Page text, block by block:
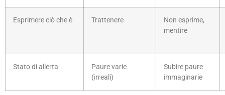
Esprimere ciò che è Trattenere
Non esprime,
mentire
Stato di allerta
Paure varie
(irreali)
Subire paure
immaginarie